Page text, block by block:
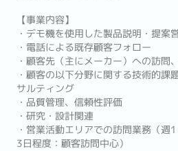
【事業内容】
・デモ機を使用した製品説明・提案
・電話による既存顧客フォロー
・顧客先（主にメーカー）への訪問
・顧客の以下分野に関する技術的課
サルティング
・品質管理、信頼性評価
・研究・設計関連
・営業活動エリアでの訪問業務（
3日程度：顧客訪問中心）